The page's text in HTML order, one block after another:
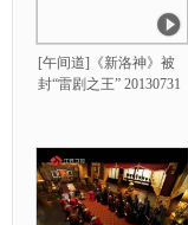
[午间道]《新洛神》被
封“雷剧之王” 20130731